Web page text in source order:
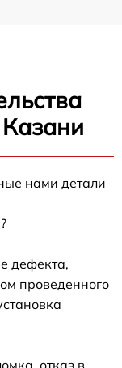
нами детали
дефекта,
проведенного
отказ в